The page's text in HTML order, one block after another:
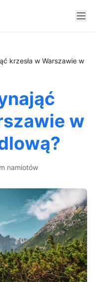
krzesła w Warszawie w
w
namiotów